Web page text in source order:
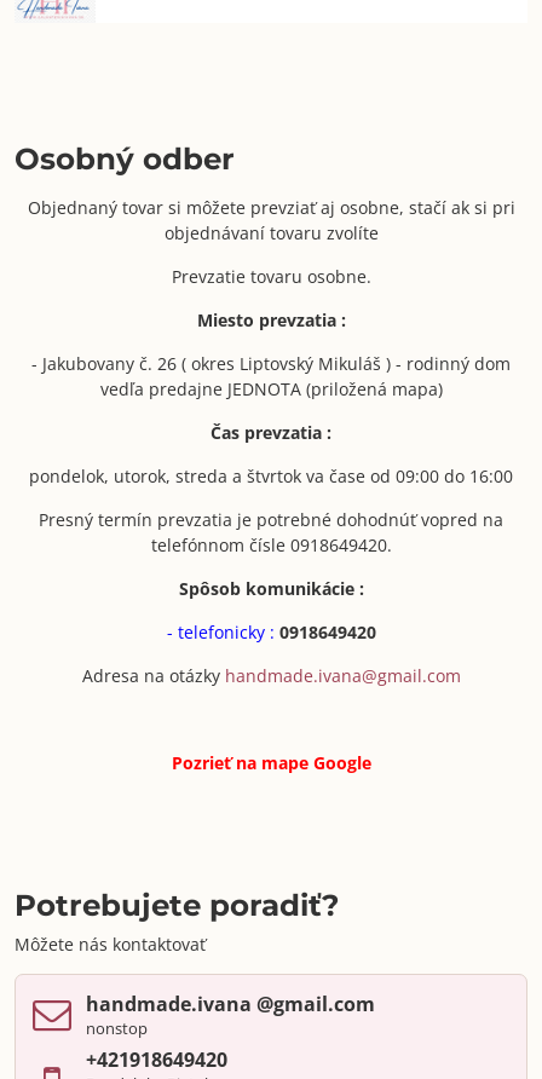
Osobný odber
Objednaný tovar si môžete prevziať aj osobne, stačí ak si pri
objednávaní tovaru zvolíte
Prevzatie tovaru osobne.
Miesto prevzatia :
- Jakubovany č. 26 ( okres Liptovský Mikuláš ) - rodinný dom
vedľa predajne JEDNOTA (priložená mapa)
Čas prevzatia :
pondelok, utorok, streda a štvrtok va čase od 09:00 do 16:00
Presný termín prevzatia je potrebné dohodnúť vopred na
telefónnom čísle 0918649420.
Spôsob komunikácie :
- telefonicky : 0918649420
Adresa na otázky handmade.ivana@gmail.com
Pozrieť na mapeGoogle
Potrebujete poradiť?
Môžete nás kontaktovať
handmade​.ivana ​@gmail​.com
nonstop
+421918649420